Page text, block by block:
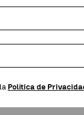
Política de